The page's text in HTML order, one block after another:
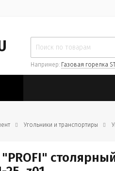
Например: Газовая горелка
Угольники и транспортиры
"PROFI"